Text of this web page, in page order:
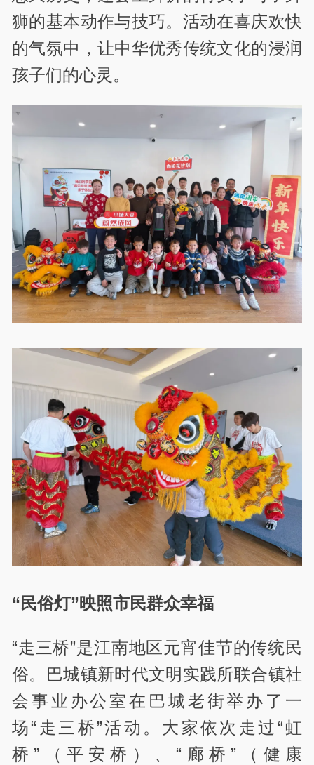
狮的基本动作与技巧。活动在喜庆欢快
的气氛中，让中华优秀传统文化的浸润
孩子们的心灵。
“民俗灯”映照市民群众幸福
“走三桥”是江南地区元宵佳节的传统民
俗。巴城镇新时代文明实践所联合镇社
会事业办公室在巴城老街举办了一
场“走三桥”活动。大家依次走过“虹
桥”（平安桥）、“廊桥”（健康